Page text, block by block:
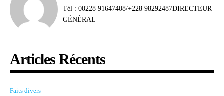
Tél : 00228 91647408/+228 98292487DIRECTEUR
GÉNÉRAL
Articles Récents
Faits divers